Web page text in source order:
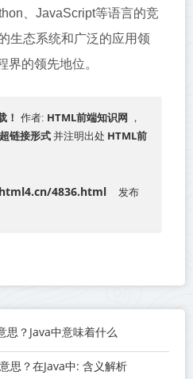
、JavaScript等语言的竞
生态系统和广泛的应用领
界的领先地位。
！ 作者: HTML前端知识网 ，
超链接形式 并注明出处 HTML前
4836.html
发布
思？Java中意味着什么
思？在Java中: 含义解析